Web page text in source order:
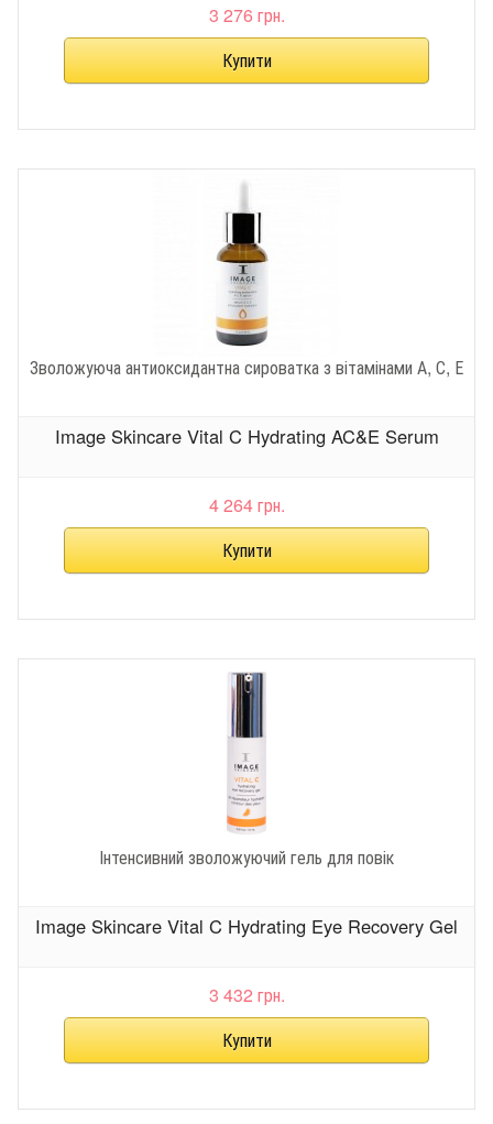
3 276 грн.
Зволожуюча антиоксидантна сироватка з вітамінами А, С, Е
Image Skincare Vital C Hydrating AC&E Serum
4 264 грн.
Інтенсивний зволожуючий гель для повік
Image Skincare Vital C Hydrating Eye Recovery Gel
3 432 грн.